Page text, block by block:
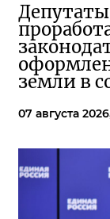
земли в
07 августа